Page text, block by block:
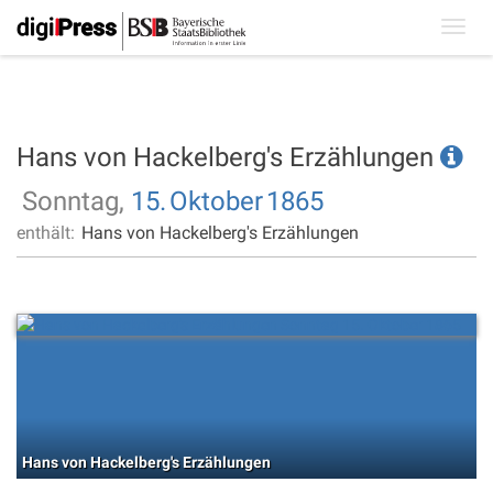
Hans von Hackelberg's Erzählungen
Sonntag, 15.Oktober1865
enthält: Hans von Hackelberg's Erzählungen
Hans von Hackelberg's Erzählungen